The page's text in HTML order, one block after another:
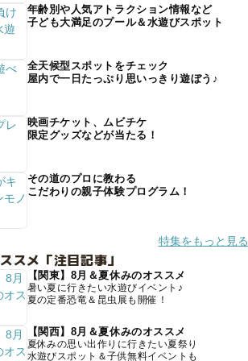
年齢別や人気アトラクション情報など
子ども大満足のプール＆水遊びスポット
全天候型スポットをチェック
屋内で一日たっぷり思いっきり遊ぼう♪
映画チケット、ムビチケ
限定グッズなどが当たる！
その道のプロに教わる
こだわりの親子体験プログラム！
特集をもっと見る
スメ「注目記事」
【関東】8月＆夏休みのオススメ
暑い夏に行きたい水遊びイベント♪
夏の定番恐竜＆昆虫展も開催！
【関西】8月＆夏休みのオススメ
夏休みの思い出作りに行きたい夏祭り
水遊びスポット＆子供無料イベントも